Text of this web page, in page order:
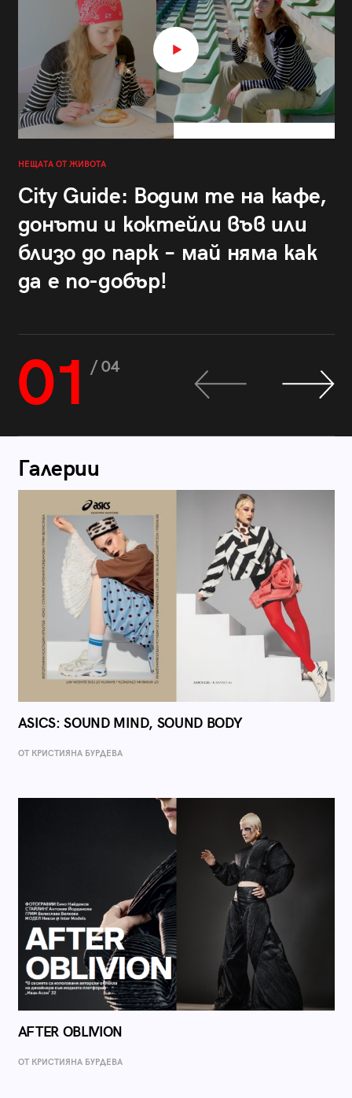
НЕЩАТА ОТ ЖИВОТА
City Guide: Водим те на кафе,
донъти и коктейли във или
близо до парк – май няма как
да е по-добър!
01 / 04
Галерии
ASICS: SOUND MIND, SOUND BODY
ОТ КРИСТИЯНА БУРДЕВА
AFTER OBLIVION
ОТ КРИСТИЯНА БУРДЕВА